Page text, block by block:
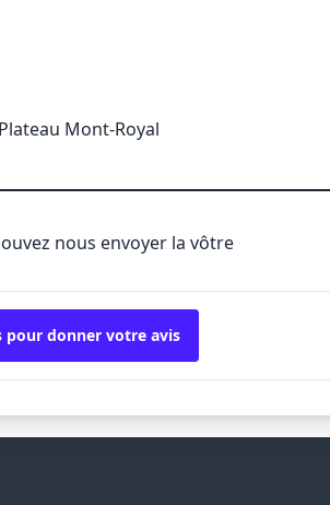
Mont-Royal
nous envoyer la vôtre
pour donner votre avis